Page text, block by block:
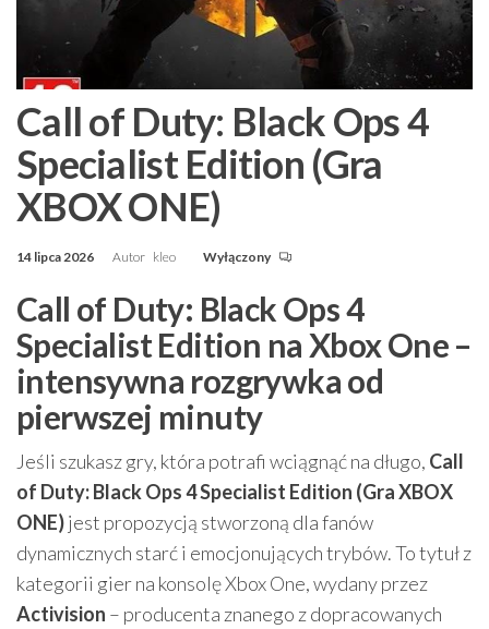
Call of Duty: Black Ops 4
Specialist Edition (Gra
XBOX ONE)
14 lipca 2026 Autor kleo Wyłączony
Call of Duty: Black Ops 4
Specialist Edition na Xbox One –
intensywna rozgrywka od
pierwszej minuty
Jeśli szukasz gry, która potrafi wciągnąć na długo, Call
of Duty: Black Ops 4 Specialist Edition (Gra XBOX
ONE)jest propozycją stworzoną dla fanów
dynamicznych starć i emocjonujących trybów. To tytuł z
kategorii gier na konsolę Xbox One, wydany przez
Activision – producenta znanego z dopracowanych